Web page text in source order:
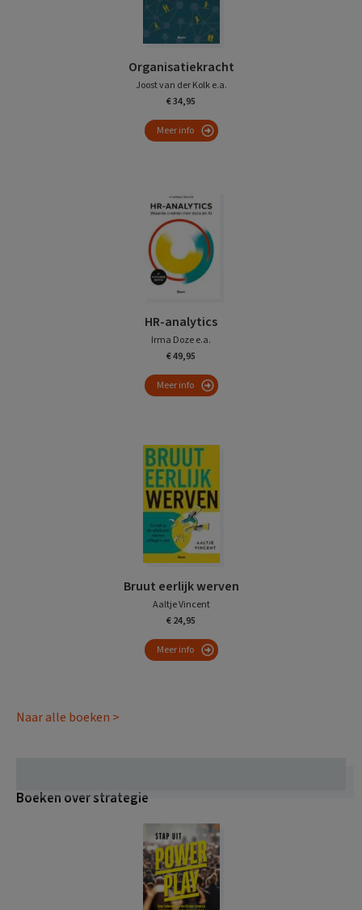
Organisatiekracht
Joost van der Kolk e.a.
€ 34,95
Meer info
HR-analytics
Irma Doze e.a.
€ 49,95
Meer info
Bruut eerlijk werven
Aaltje Vincent
€ 24,95
Meer info
Naar alle boeken >
Boeken over strategie